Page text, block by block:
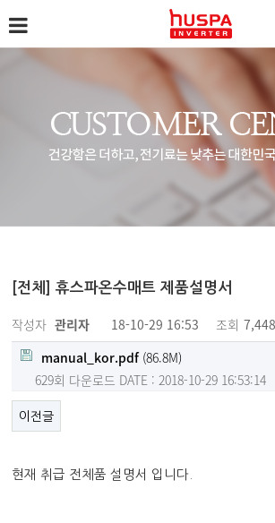
[전체] 휴스파온수매트 제품설명서
작성자 관리자 18-10-29 16:53 조회
manual_kor.pdf(86.8M)
629회 다운로드 DATE : 2018-10-29 16:53:14
이전글
현재 취급 전체품 설명서 입니다.